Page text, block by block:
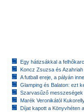
Egy hátizsákkal a
Koncz Zsuzsa és
A futball ereje, a pályán
Glamping és Balaton: ezt
Szarvasűző messzeségek
Marék Veronikától
Díjat kapott a Könyvhéten